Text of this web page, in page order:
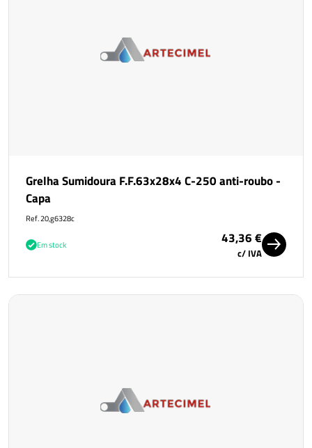
Grelha Sumidoura F.F.63x28x4 C-250 anti-roubo -
Capa
Ref. 20,g6328c
Em stock 43,36 €
c/ IVA